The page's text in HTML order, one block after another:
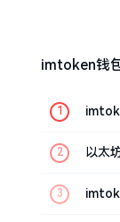
imtoken钱
以太